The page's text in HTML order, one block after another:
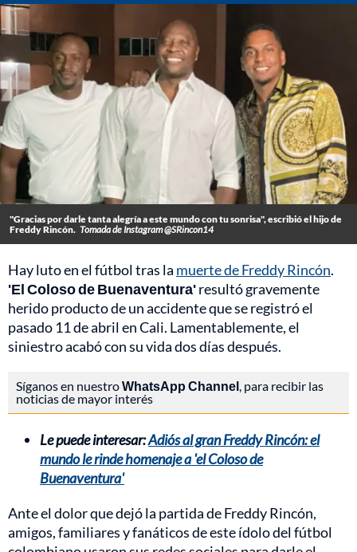
"Gracias por darle tanta alegría a este mundo con tu sonrisa", escribió el hijo de
Freddy Rincón. Tomada de Instagram @SRincon14
Hay luto en el fútbol tras la muerte de Freddy Rincón.
'El Coloso de Buenaventura'resultó gravemente
herido producto de un accidente que se registró el
pasado 11 de abril en Cali. Lamentablemente, el
siniestro acabó con su vida dos días después.
Síganos en nuestroWhatsApp Channel, para recibir las
noticias de mayor interés
Le puede interesar:Adiós al gran Freddy Rincón: el
mundo le rinde homenaje a 'el Coloso de
Buenaventura'
Ante el dolor que dejó la partida de Freddy Rincón,
amigos, familiares y fanáticos de este ídolo del fútbol